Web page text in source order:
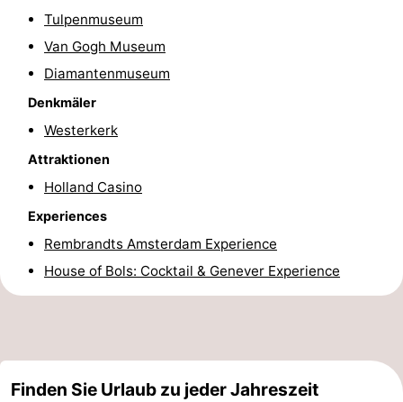
Homohauptstadt
Rotlichtviertel
Geschichte
der
Plätze
Zentrum
und
Stadtviertel
Nordholland
-
Tulpenmuseum
Van Gogh Museum
Diamantenmuseum
Denkmäler
Westerkerk
Attraktionen
Holland Casino
Experiences
Rembrandts Amsterdam Experience
House of Bols: Cocktail & Genever Experience
Finden Sie Urlaub zu jeder Jahreszeit